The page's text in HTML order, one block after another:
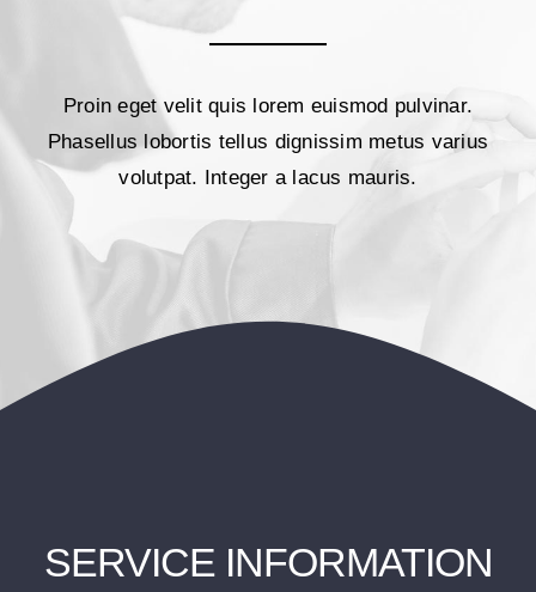
Proin eget velit quis lorem euismod pulvinar.
Phasellus lobortis tellus dignissim metus varius
volutpat. Integer a lacus mauris.
SERVICE INFORMATION